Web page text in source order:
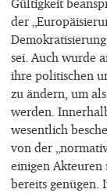
Gültigkeit
der
sei. Auch wurde
ihre politischen
zu ändern, um
werden.
wesentlich
von der
einigen
bereits genügen.